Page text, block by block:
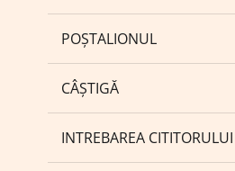
POȘTALIONUL
CÂȘTIGĂ
INTREBAREA CITITORULUI